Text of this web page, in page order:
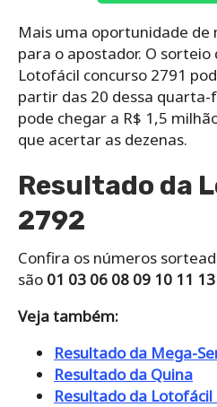
Mais uma oportunidade de
para o apostador. O
Lotofácil concurso 2791
partir das 20 dessa
pode chegar a R$ 1,5
que acertar as dezenas.
Resultado da
2792
Confira os números
são 01 03 06 08 09 10 11
Veja também:
Resultado da Mega-
Resultado da Quina
Resultado da Lotofácil